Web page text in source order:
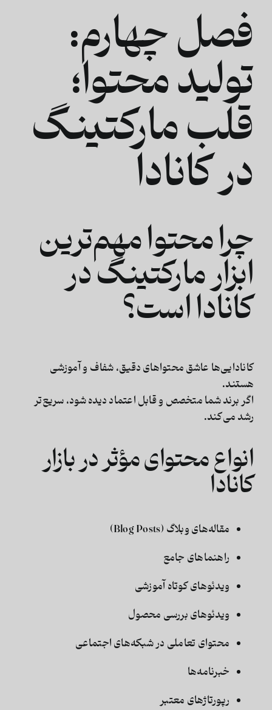
فصل چهارم:
تولید محتوا؛
قلب مارکتینگ
در کانادا
چرا محتوا مهم‌ترین
ابزار مارکتینگ در
کانادا است؟
کانادایی‌ها عاشق محتواهای دقیق، شفاف و آموزشی
هستند.
اگر برند شما متخصص و قابل اعتماد دیده شود، سریع‌تر
رشد می‌کند.
انواع محتوای مؤثر در بازار
کانادا
مقاله‌های وبلاگ (Blog Posts)
راهنماهای جامع
ویدئوهای کوتاه آموزشی
ویدئوهای بررسی محصول
محتوای تعاملی در شبکه‌های اجتماعی
خبرنامه‌ها
رپورتاژهای معتبر